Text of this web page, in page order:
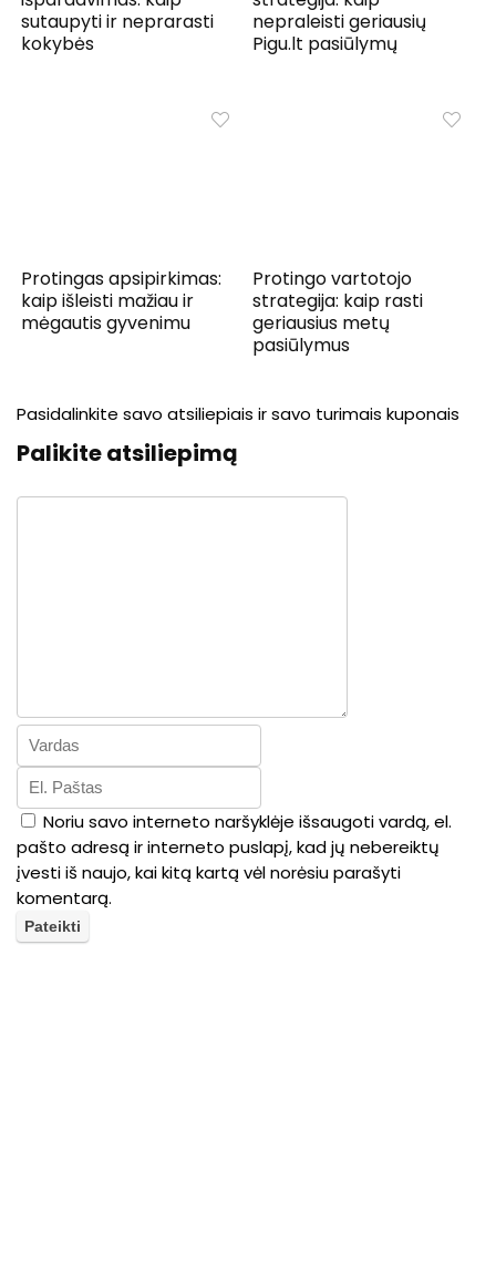
sutaupyti ir neprarasti
kokybės
nepraleisti geriausių
Pigu.lt pasiūlymų
Protingas apsipirkimas:
kaip išleisti mažiau ir
mėgautis gyvenimu
Protingo vartotojo
strategija: kaip rasti
geriausius metų
pasiūlymus
Pasidalinkite savo atsiliepiais ir savo turimais kuponais
Palikite atsiliepimą
Noriu savo interneto naršyklėje išsaugoti vardą, el.
pašto adresą ir interneto puslapį, kad jų nebereiktų
įvesti iš naujo, kai kitą kartą vėl norėsiu parašyti
komentarą.